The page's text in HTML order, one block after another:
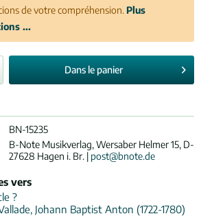
de votre compréhension. Plus
...
Dans le panier
BN-15235
B-Note Musikverlag, Wersaber Helmer 15, D-
27628 Hagen i. Br. | post@bnote.de
vers
?
Johann Baptist Anton (1722-1780)